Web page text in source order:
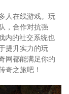
人在线游戏。玩
，合作对抗强
内的社交系统也
提升实力的玩
网都能满足你的
奇之旅吧！